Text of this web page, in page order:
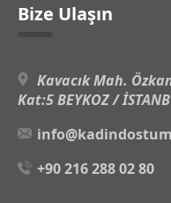
Bize Ulaşın
Kavacık Mah.
Kat:5 BEYKOZ /
+90 216 288 02 80